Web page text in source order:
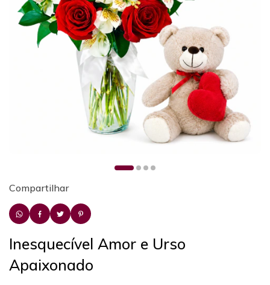
Compartilhar
Inesquecível Amor e Urso
Apaixonado